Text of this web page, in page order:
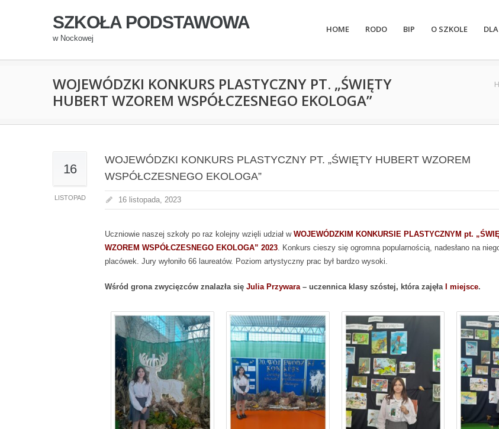
SZKOŁA PODSTAWOWA
w Nockowej
HOME RODO BIP O SZKOLE
WOJEWÓDZKI KONKURS PLASTYCZNY PT. „ŚWIĘTY
HUBERT WZOREM WSPÓŁCZESNEGO EKOLOGA”
16
LISTOPAD
WOJEWÓDZKI KONKURS PLASTYCZNY PT. „ŚWIĘTY HUBERT WZOREM
WSPÓŁCZESNEGO EKOLOGA”
16 listopada, 2023
Uczniowie naszej szkoły po raz kolejny wzięli udział w WOJEWÓDZKIM KONKURSIE PLASTYCZNYM pt.
WZOREM WSPÓŁCZESNEGO EKOLOGA” 2023. Konkurs cieszy się ogromna popularnością, nadesłano na
placówek. Jury wyłoniło 66 laureatów. Poziom artystyczny prac był bardzo wysoki.
Wśród grona zwycięzców znalazła się Julia Przywara– uczennica klasy szóstej, która zajęła I miejsce.